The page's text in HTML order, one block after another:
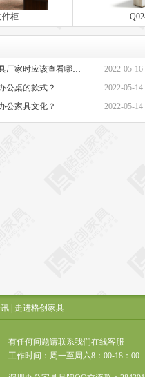
件柜
·办公家具厂家-选择办公家具厂家时应该查看哪些方面？
2022-05-16
公桌的款式？
2022-05-14
公家具文化？ 2022-05-14
| 走进格创家具
有任何问题请联系我们在线客服
工作时间：周一至周六8：00-18：00